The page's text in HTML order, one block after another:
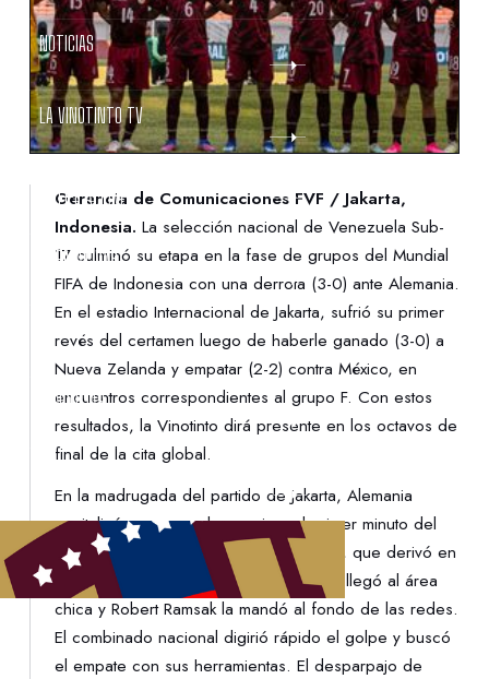
NOTICIAS
LA VINOTINTO TV
NOTIFICACIONES
NORMATIVAS
CONTACTO
DENUNCIAS
Gerencia de Comunicaciones FVF / Jakarta,
Indonesia.La selección nacional de Venezuela Sub-
17 culminó su etapa en la fase de grupos del Mundial
FIFA de Indonesia con una derrota (3-0) ante Alemania.
En el estadio Internacional de Jakarta, sufrió su primer
revés del certamen luego de haberle ganado (3-0) a
Nueva Zelanda y empatar (2-2) contra México, en
encuentros correspondientes al grupo F. Con estos
resultados, la Vinotinto dirá presente en los octavos de
final de la cita global.
En la madrugada del partido de Jakarta, Alemania
capitalizó un saque de esquina, al primer minuto del
encuentro. Tras una ejecución en corto, que derivó en
un centro de Noah Darvich, el esférico llegó al área
chica y Robert Ramsak la mandó al fondo de las redes.
El combinado nacional digirió rápido el golpe y buscó
el empate con sus herramientas. El desparpajo de